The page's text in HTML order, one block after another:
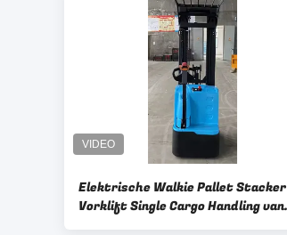
Elektrische Walkie Pallet Stacker
Vorklift Single Cargo Handling van